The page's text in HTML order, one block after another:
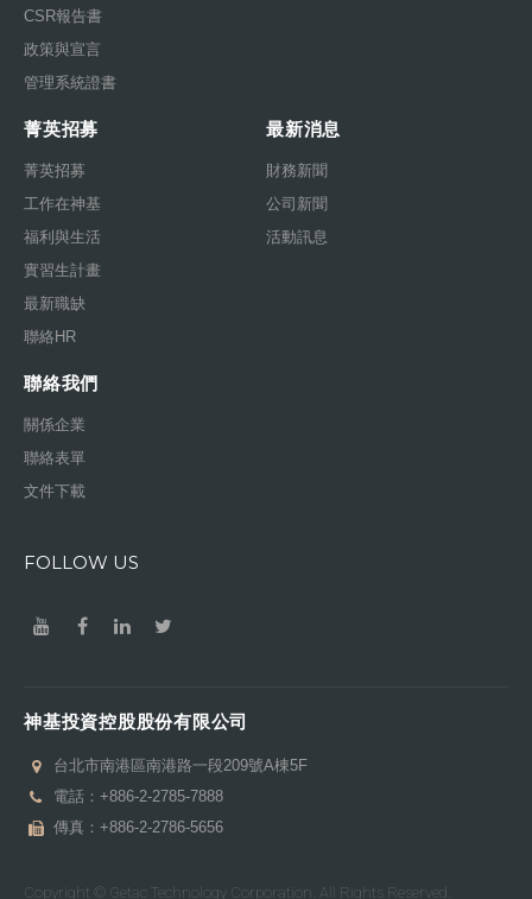
CSR報告書
政策與宣言
管理系統證書
菁英招募
菁英招募
工作在神基
福利與生活
實習生計畫
最新職缺
聯絡HR
最新消息
財務新聞
公司新聞
活動訊息
聯絡我們
關係企業
聯絡表單
文件下載
FOLLOW US
神基投資控股股份有限公司
台北市南港區南港路一段209號A棟5F
電話： +886-2-2785-7888
傳真：+886-2-2786-5656
Copyright © Getac Technology Corporation. All Rights Reserved.